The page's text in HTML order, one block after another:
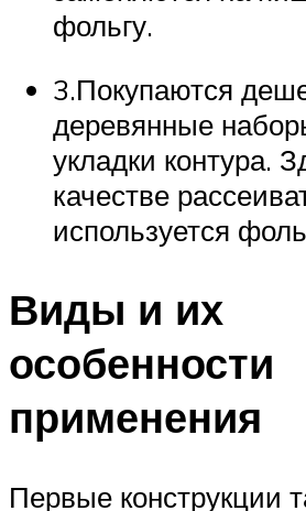
фольгу.
3.Покупаются
деревянные
укладки контура.
качестве
используется
Виды и их
особенности
применения
Первые конструкции